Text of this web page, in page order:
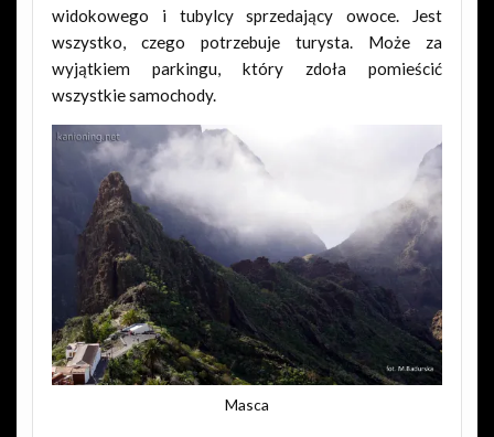
widokowego i tubylcy sprzedający owoce. Jest
wszystko, czego potrzebuje turysta. Może za
wyjątkiem parkingu, który zdoła pomieścić
wszystkie samochody.
Masca